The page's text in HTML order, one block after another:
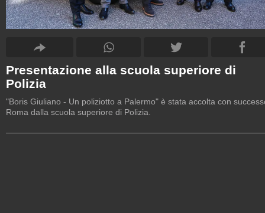
Presentazione alla scuola superiore di
Polizia
"Boris Giuliano - Un poliziotto a Palermo" è stata accolta con
Roma dalla scuola superiore di Polizia.